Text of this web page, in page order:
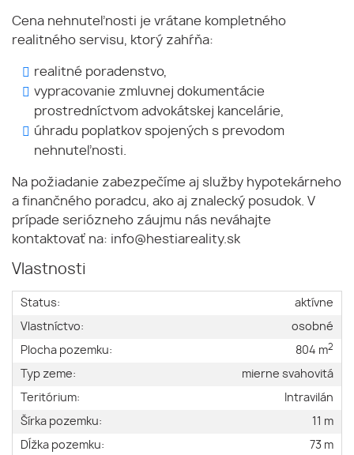
Cena nehnuteľnosti je vrátane kompletného
realitného servisu, ktorý zahŕňa:
realitné poradenstvo,
vypracovanie zmluvnej dokumentácie
prostredníctvom advokátskej kancelárie,
úhradu poplatkov spojených s prevodom
nehnuteľnosti.
Na požiadanie zabezpečíme aj služby hypotekárneho
a finančného poradcu, ako aj znalecký posudok. V
prípade seriózneho záujmu nás neváhajte
kontaktovať na: info@hestiareality.sk
Vlastnosti
Status:
aktívne
Vlastníctvo:
osobné
Plocha pozemku:
804 m2
Typ zeme:
mierne svahovitá
Teritórium:
Intravilán
Šírka pozemku:
11 m
Dĺžka pozemku:
73 m